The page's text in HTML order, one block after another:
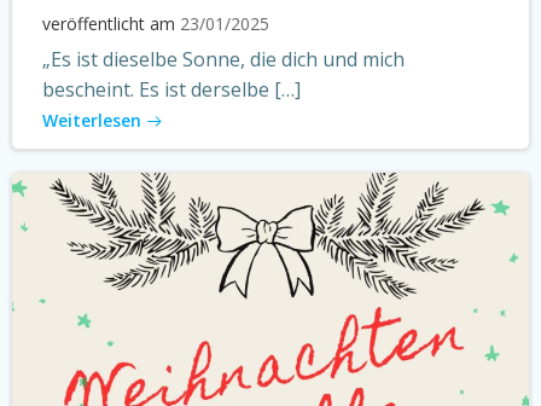
veröffentlicht am 23/01/2025
„Es ist dieselbe Sonne, die dich und mich
bescheint. Es ist derselbe […]
Weiterlesen